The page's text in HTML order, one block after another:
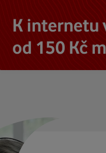
K internetu
od 150 Kč